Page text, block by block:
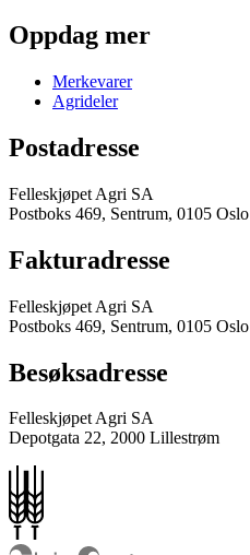
Oppdag mer
Merkevarer
Agrideler
Postadresse
Felleskjøpet Agri SA
Postboks 469, Sentrum, 0105 Oslo
Fakturadresse
Felleskjøpet Agri SA
Postboks 469, Sentrum, 0105 Oslo
Besøksadresse
Felleskjøpet Agri SA
Depotgata 22, 2000 Lillestrøm